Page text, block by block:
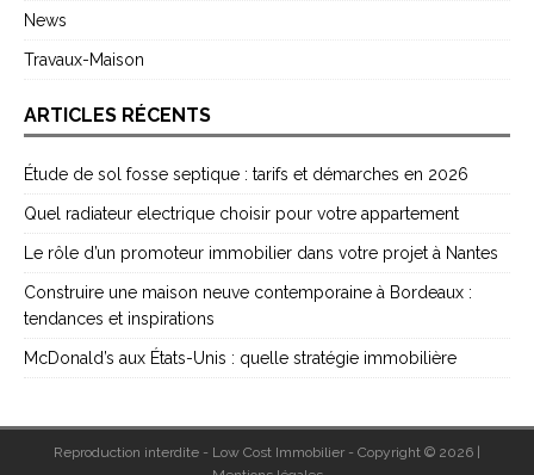
News
Travaux-Maison
ARTICLES RÉCENTS
Étude de sol fosse septique : tarifs et démarches en 2026
Quel radiateur electrique choisir pour votre appartement
Le rôle d’un promoteur immobilier dans votre projet à Nantes
Construire une maison neuve contemporaine à Bordeaux :
tendances et inspirations
McDonald’s aux États-Unis : quelle stratégie immobilière
Reproduction interdite - Low Cost Immobilier - Copyright © 2026